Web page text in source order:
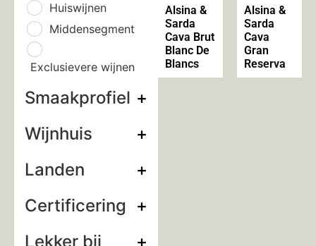
Huiswijnen
Middensegment
Exclusievere wijnen
Smaakprofiel +
Wijnhuis
+
Landen
+
Certificering
+
Lekker bij
+
Alsina &
Sarda
Cava Brut
Blanc De
Blancs
Alsina &
Sarda
Cava
Gran
Reserva